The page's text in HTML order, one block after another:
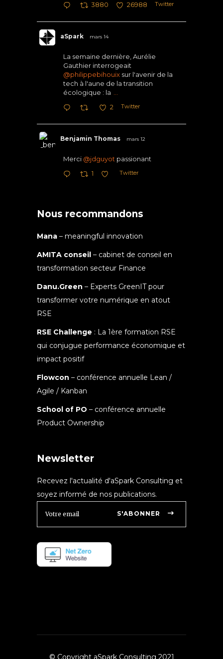
3880 26988 Twitter
aSpark mars 14
La semaine dernière, Aurélie
Gauthier interrogeait
@philippebihouix sur l'avenir de la
tech à l'aune de la transition
écologique : la
2 Twitter
Benjamin Thomas mars 12
Merci @jdguyot passionant
1 Twitter
Nous recommandons
Mana – meaningful innovation
AMITA conseil – cabinet de conseil en
transformation secteur Finance
Danu.Green – Experts GreenIT pour
transformer votre numérique en atout
RSE
RSE Challenge : La 1ère formation RSE
qui conjugue performance économique et
impact positif
Flowcon – conférence annuelle Lean /
Agile / Kanban
School of PO – conférence annuelle
Product Ownership
Newsletter
Recevez l'actualité d'aSpark Consulting et
soyez informé de nos publications.
S'ABONNER
© Copyright aSpark Consulting 2021